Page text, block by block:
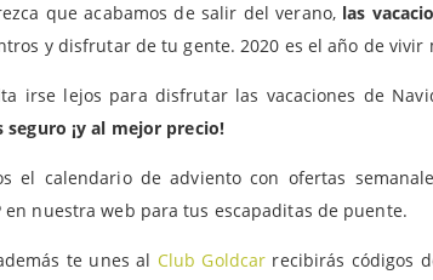
que acabamos de salir del verano, las
y disfrutar de tu gente. 2020 es el año de
irse lejos para disfrutar las vacaciones de
seguro ¡y al mejor precio!
el calendario de adviento con ofertas
en nuestra web para tus escapaditas de puente.
te unes al Club Goldcar recibirás códigos